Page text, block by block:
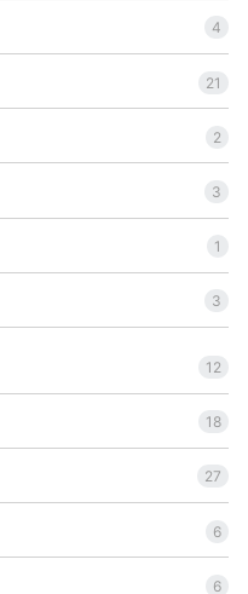
4
21
2
3
1
3
12
18
27
6
6